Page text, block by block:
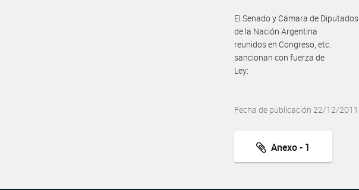
El Senado y Cámara de Diputados
de la Nación Argentina
reunidos en Congreso, etc.
sancionan con fuerza de
Ley:
Fecha de publicación 22/12/2011
Anexo - 1